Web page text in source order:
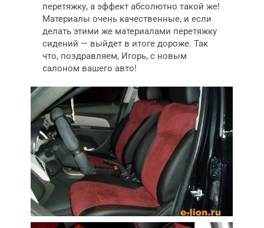
перетяжку, а эффект абсолютно такой же!
Материалы очень качественные, и если
делать этими же материалами перетяжку
сидений — выйдет в итоге дороже. Так
что, поздравляем, Игорь, с новым
салоном вашего авто!